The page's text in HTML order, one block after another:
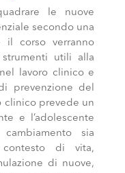
le nuove
secondo una
il corso verranno
utili alla
lavoro clinico e
prevenzione del
clinico prevede un
e l’adolescente
sia
di vita,
di nuove,